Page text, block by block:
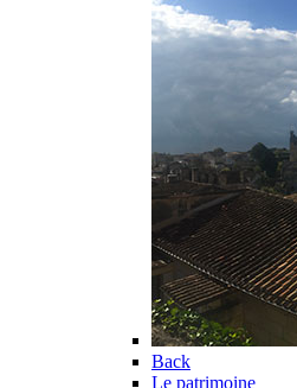
Back
Le patrimoine